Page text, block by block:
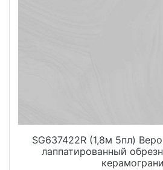
SG637422R (1,8м 5пл)
лаппатированный